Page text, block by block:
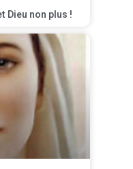
Dieu non plus !